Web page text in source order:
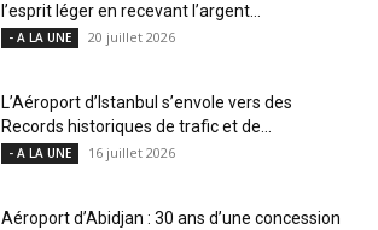
l’esprit léger en recevant l’argent...
- A LA UNE 20 juillet 2026
L’Aéroport d’Istanbul s’envole vers des
Records historiques de trafic et de...
- A LA UNE 16 juillet 2026
Aéroport d’Abidjan : 30 ans d’une concession